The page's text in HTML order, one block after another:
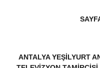
ANTALYA YEŞILYURT